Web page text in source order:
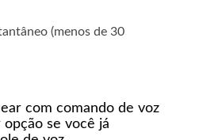
(menos de 30
com comando de voz
se você já